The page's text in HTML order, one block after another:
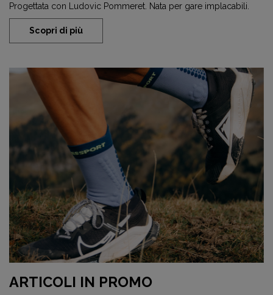
Progettata con Ludovic Pommeret. Nata per gare implacabili.
Scopri di più
ARTICOLI IN PROMO